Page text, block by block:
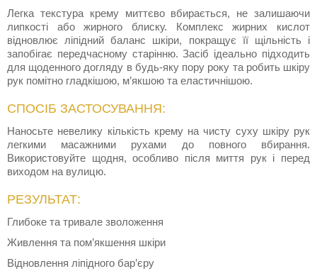
Легка текстура крему миттєво вбирається, не залишаючи
липкості або жирного блиску. Комплекс жирних кислот
відновлює ліпідний баланс шкіри, покращує її щільність і
запобігає передчасному старінню. Засіб ідеально підходить
для щоденного догляду в будь-яку пору року та робить шкіру
рук помітно гладкішою, м’якшою та еластичнішою.
СПОСІБ ЗАСТОСУВАННЯ:
Наносьте невелику кількість крему на чисту суху шкіру рук
легкими масажними рухами до повного вбирання.
Використовуйте щодня, особливо після миття рук і перед
виходом на вулицю.
РЕЗУЛЬТАТ:
Глибоке та тривале зволоження
Живлення та пом’якшення шкіри
Відновлення ліпідного бар’єру